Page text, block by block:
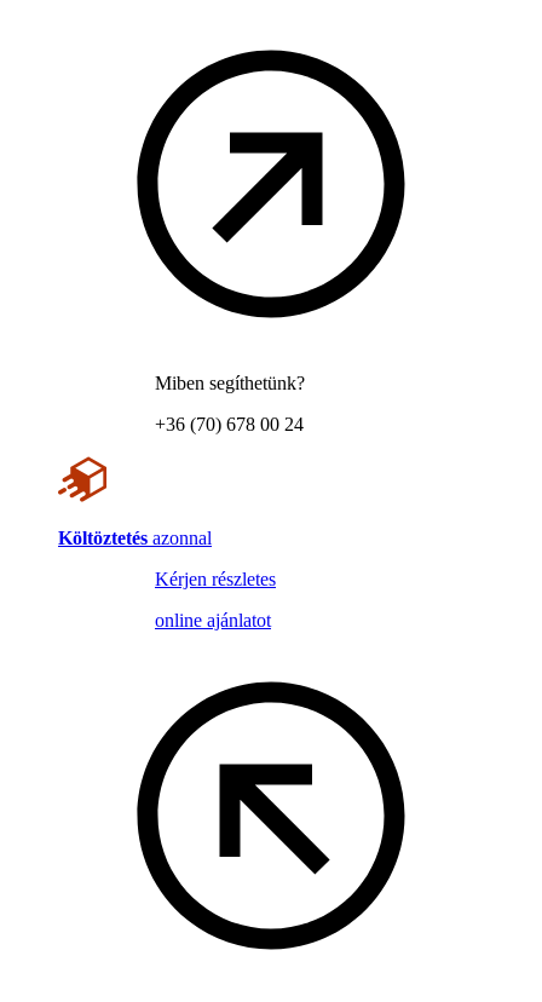
Miben segíthetünk?
+36 (70) 678 00 24
Költöztetés azonnal
Kérjen részletes
online ajánlatot